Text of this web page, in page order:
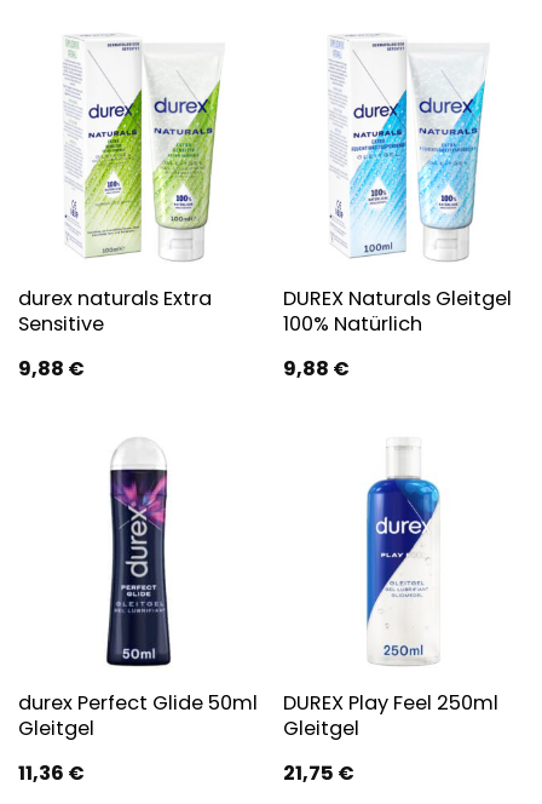
durex naturals Extra
Sensitive
9,88 €
DUREX Naturals Gleitgel
100% Natürlich
9,88 €
durex Perfect Glide 50ml
Gleitgel
11,36 €
DUREX Play Feel 250ml
Gleitgel
21,75 €